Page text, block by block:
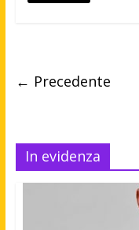
← Precedente
In evidenza